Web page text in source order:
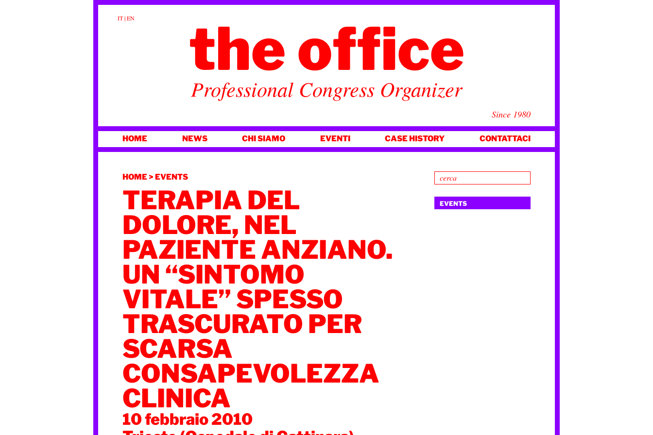
IT|EN the office
Professional Congress Organizer
Since 1980
AL
HOME NEWS CHI SIAMO EVENTI CASE HISTORY CONTATTACI
HOME> EVENTS
TERAPIA DEL
DOLORE, NEL
PAZIENTE ANZIANO.
UN “SINTOMO
VITALE” SPESSO
TRASCURATO PER
SCARSA
CONSAPEVOLEZZA
CLINICA
10 febbraio 2010
EVENTS